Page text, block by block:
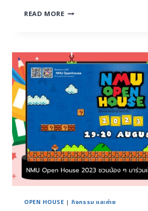
READ MORE
OPEN HOUSE | กิจกรรม และค่าย